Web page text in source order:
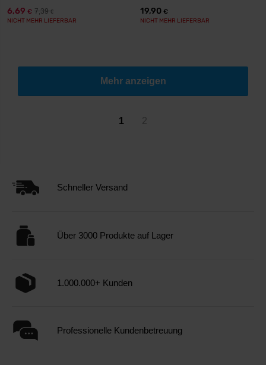
6,69 € 7,39€
NICHT MEHR LIEFERBAR
19,90 €
NICHT MEHR LIEFERBAR
Mehr anzeigen
1 2
Schneller Versand
Über 3000 Produkte auf Lager
1.000.000+ Kunden
Professionelle Kundenbetreuung